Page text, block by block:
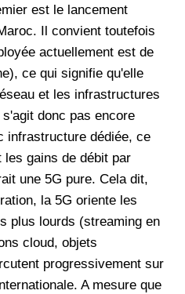
est le lancement
Il convient toutefois
actuellement est de
ce qui signifie qu'elle
et les infrastructures
donc pas encore
infrastructure dédiée, ce
les gains de débit par
une 5G pure. Cela dit,
la 5G oriente les
plus lourds (streaming en
cloud, objets
progressivement sur
A mesure que